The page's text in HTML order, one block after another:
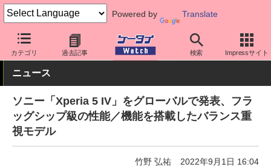
Powered by Translate
カテゴリ 過去記事 検索 Impressサイト
ケータイ Watch OS Android Xperia
ニュース
ソニー「Xperia 5 IV」をグローバルで発表、フラ
ッグシップ級の性能／機能を搭載したバランス重
視モデル
竹野 弘祐 2022年9月1日 16:04